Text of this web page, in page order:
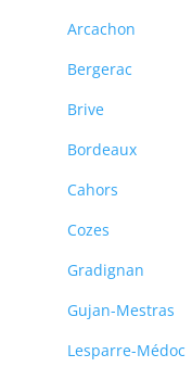
Arcachon
Bergerac
Brive
Bordeaux
Cahors
Cozes
Gradignan
Gujan-Mestras
Lesparre-Médoc